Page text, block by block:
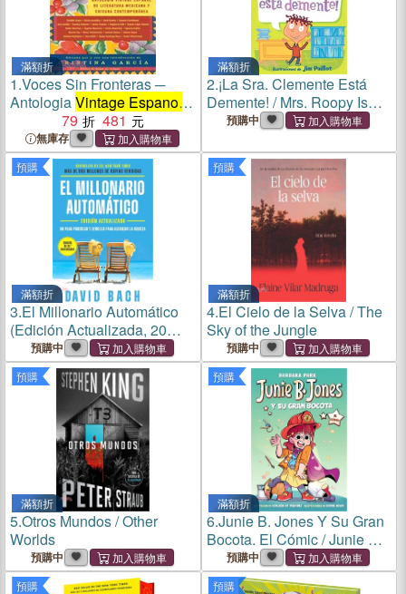
滿額折
1.Voces Sin Fronteras ─
AntologiaVintage Espanol
De Literatura Mexicana Y
Chicana Contemporanea
79 481
無庫存
滿額折
2.¡La Sra. Clemente Está
Demente! / Mrs. Roopy Is
Loopy!
預購中
預購
滿額折
3.El Millonario Automático
(Edición Actualizada, 20
Aniversario) / The Automatic
Millionaire, 20th Anniversary
Edition: A Powerful One-
預購中
預購
滿額折
4.El Cielo de la Selva / The
Sky of the Jungle
預購中
預購
滿額折
5.Otros Mundos / Other
Worlds
預購中
預購
滿額折
6.Junie B. Jones Y Su Gran
Bocota. El Cómic / Junie B.
Jones and Her Big Fat
Mouth: The Graphic Novel
預購中
預購 預購